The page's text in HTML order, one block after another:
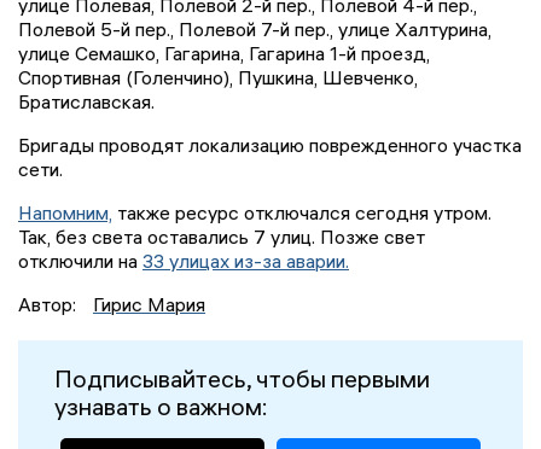
улице Полевая, Полевой 2-й пер., Полевой 4-й пер.,
Полевой 5-й пер., Полевой 7-й пер., улице Халтурина,
улице Семашко, Гагарина, Гагарина 1-й проезд,
Спортивная (Голенчино), Пушкина, Шевченко,
Братиславская.
Бригады проводят локализацию поврежденного участка
сети.
Напомним, также ресурс отключался сегодня утром.
Так, без света оставались 7 улиц. Позже свет
отключили на 33 улицах из-за аварии.
Автор:
Гирис Мария
Подписывайтесь, чтобы первыми
узнавать о важном: